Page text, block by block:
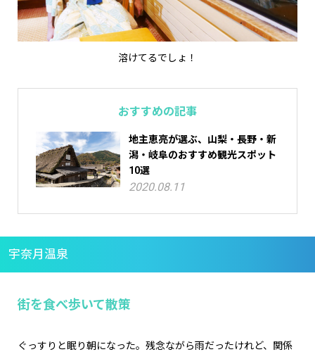
溶けてるでしょ！
おすすめの記事
地主恵亮が選ぶ、山梨・長野・新
潟・岐阜のおすすめ観光スポット
10選
2020.08.11
宇奈月温泉
街を食べ歩いて散策
ぐっすりと眠り朝になった。残念ながら雨だったけれど、関係